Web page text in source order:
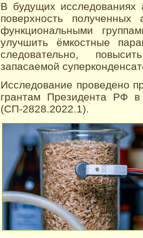
В будущих
поверхность полученных
функциональными
улучшить ёмкостные
следовательно,
запасаемой
Исследование проведено
грантам Президента РФ
(СП-2828.2022.1).